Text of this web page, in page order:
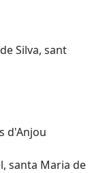
Silva, sant
d'Anjou
santa Maria de